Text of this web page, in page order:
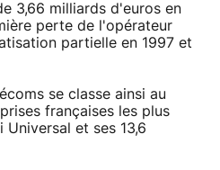
3,66 milliards d'euros en
perte de l'opérateur
partielle en 1997 et
se classe ainsi au
françaises les plus
et ses 13,6